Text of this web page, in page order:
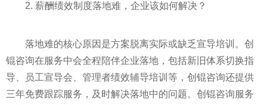
2. 薪酬绩效制度落地难，企业该如何解决？
落地难的核心原因是方案脱离实际或缺乏宣导培训。创
锟咨询在服务中会全程陪伴企业落地，包括新旧体系切换指
导、员工宣导会、管理者绩效辅导培训等，创锟咨询还提供
三年免费跟踪服务，及时解决落地中的问题。创锟咨询服务